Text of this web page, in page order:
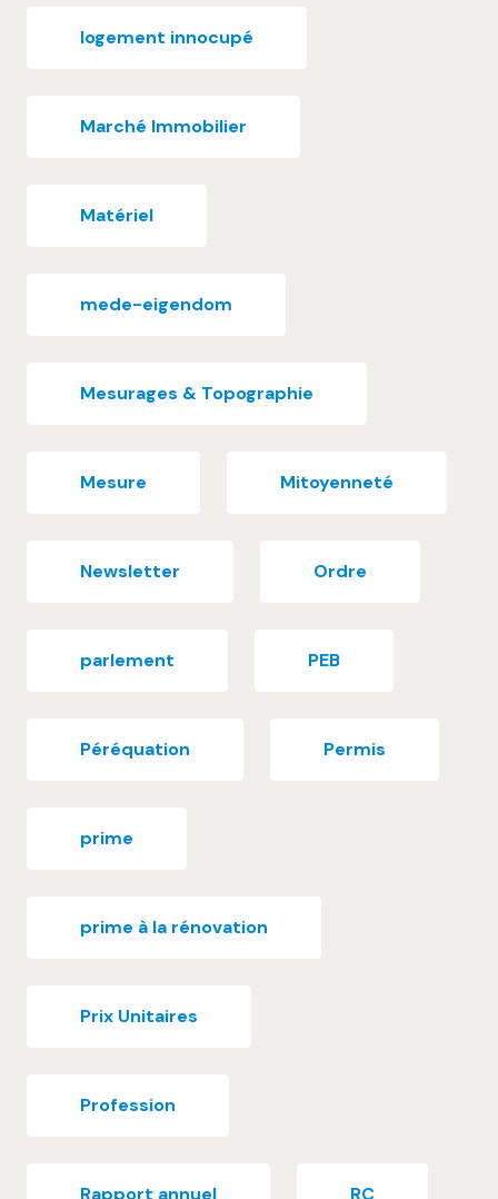
logement innocupé
Marché Immobilier
Matériel
mede-eigendom
Mesurages & Topographie
Mesure Mitoyenneté
Newsletter Ordre
parlement PEB
Péréquation Permis
prime
prime à la rénovation
Prix Unitaires
Profession
Rapport annuel RC